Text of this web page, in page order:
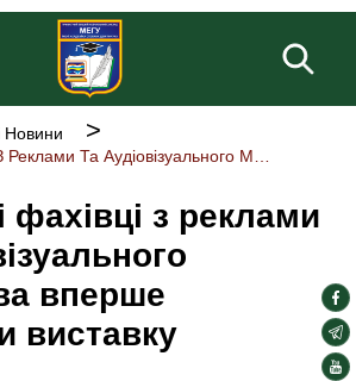
Новини
фахівці з реклами
вперше
виставку